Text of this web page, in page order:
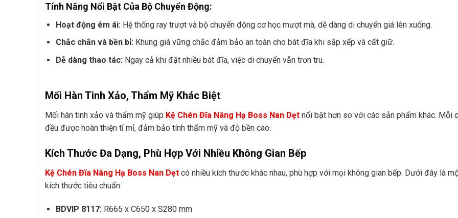
Tính Năng Nổi Bật Của Bộ Chuyển Động:
Hoạt động êm ái: Hệ thống ray trượt và bộ chuyển động cơ học mượt mà, dễ dàng di chuyển giá lên xuống.
Chắc chắn và bền bỉ: Khung giá vững chắc đảm bảo an toàn cho bát đĩa khi sắp xếp và cất giữ.
Dễ dàng thao tác: Ngay cả khi đặt nhiều bát đĩa, việc di chuyển vẫn trơn tru.
Mối Hàn Tinh Xảo, Thẩm Mỹ Khác Biệt
Mối hàn tinh xảo và thẩm mỹ giúp Kệ Chén Đĩa Nâng Hạ Boss Nan Dẹt nổi bật hơn so với các sản phẩm khác. Mỗi
đều được hoàn thiện tỉ mỉ, đảm bảo tính thẩm mỹ và độ bền cao.
Kích Thước Đa Dạng, Phù Hợp Với Nhiều Không Gian Bếp
Kệ Chén Đĩa Nâng Hạ Boss Nan Dẹt có nhiều kích thước khác nhau, phù hợp với mọi không gian bếp. Dưới đây là
kích thước tiêu chuẩn:
BDVIP 8117: R665 x C650 x S280 mm